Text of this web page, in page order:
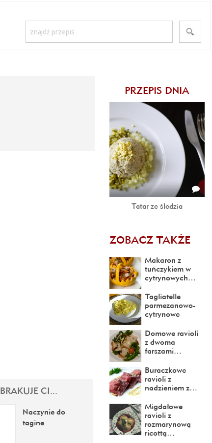
BRAKUJE CI...
Naczynie do
tagine
PRZEPIS DNIA
Tatar ze śledzia
ZOBACZ TAKŻE
Makaron z
tuńczykiem w
cytrynowych…
Tagliatelle
parmezanowo-
cytrynowe
Domowe ravioli
z dwoma
farszami…
Buraczkowe
ravioli z
nadzieniem z…
Migdałowe
ravioli z
rozmarynową
ricottą…